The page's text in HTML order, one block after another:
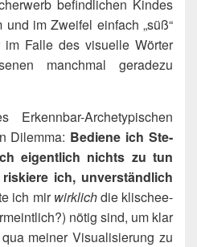
befind­li­chen Kin­des
und im Zwei­fel ein­fach „süß“
Fal­le des visu­el­le Wör­ter
manch­mal gera­de­zu
Arche­ty­pi­schen
Dilem­ma: Bedie­ne ich Ste­
eigent­lich nichts zu tun
ich, unver­ständ­lich
ich mirwirk­lichdie kli­schee­
nötig sind, um klar
mei­ner Visua­li­sie­rung zu